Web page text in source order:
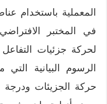
المعملية باستخدام
في المختبر الافتراضي
لحركة جزئيات
الرسوم البيانية
حركة الجزيئات ودرجة